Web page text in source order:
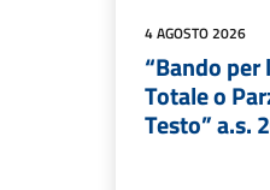
4 AGOSTO 2026
“Bando
Totale o
Testo” a.s.